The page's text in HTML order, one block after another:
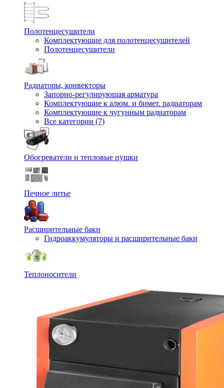
Полотенцесушители
Комплектующие для полотенцесушителей
Полотенцесушители
Радиаторы, конвекторы
Запорно-регулирующая арматура
Комплектующие к алюм. и бимет. радиаторам
Комплектующие к чугунным радиаторам
Все категории (7)
Обогреватели и тепловые пушки
Печное литье
Расширительные баки
Гидроаккумуляторы и расширительные баки
Теплоносители